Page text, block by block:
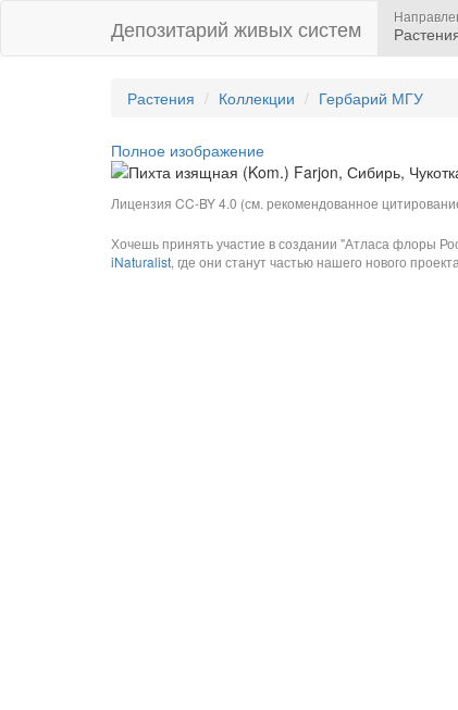
Депозитарий живых систем
Растения Коллекции Гербарий МГУ
Полное изображение
Лицензия CC-BY 4.0 (см. рекомендованное
Хочешь принять участие в создании "Атласа флоры
iNaturalist, где они станут частью нашего нового